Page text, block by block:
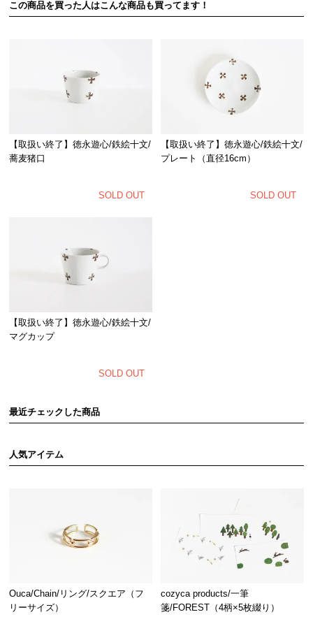
この商品を買った人はこんな商品も買ってます！
【取扱い終了】徳永遊心/鉄絵十文/
蕎麦猪口
SOLD OUT
【取扱い終了】徳永遊心/鉄絵十文/
プレート（直径16cm）
SOLD OUT
【取扱い終了】徳永遊心/鉄絵十文/
マグカップ
SOLD OUT
最近チェックした商品
人気アイテム
Ouca/Chain/リング/スクエア（フ
リーサイズ）
cozyca products/一筆
箋/FOREST（4柄×5枚綴り）